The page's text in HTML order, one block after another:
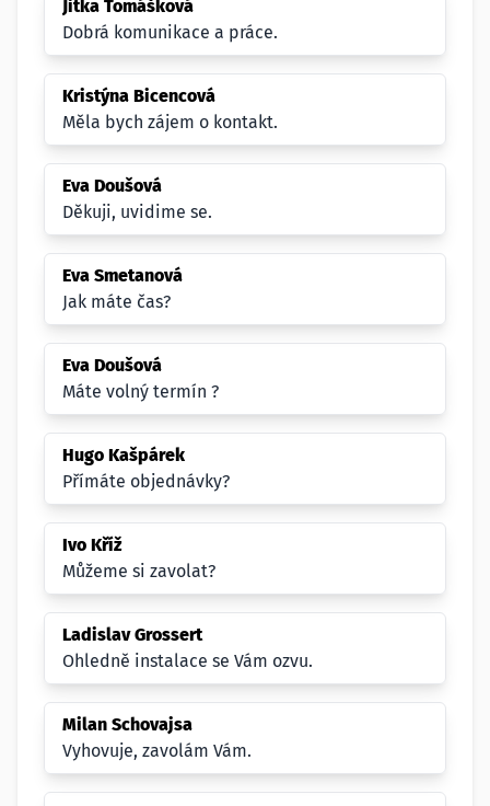
Jitka Tomášková
Dobrá komunikace a práce.
Kristýna Bicencová
Měla bych zájem o kontakt.
Eva Doušová
Děkuji, uvidime se.
Eva Smetanová
Jak máte čas?
Eva Doušová
Máte volný termín ?
Hugo Kašpárek
Přímáte objednávky?
Ivo Kříž
Můžeme si zavolat?
Ladislav Grossert
Ohledně instalace se Vám ozvu.
Milan Schovajsa
Vyhovuje, zavolám Vám.